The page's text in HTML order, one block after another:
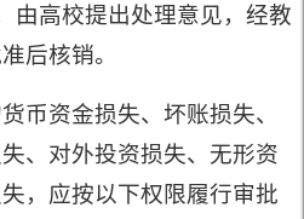
由高校提出处理意见，经教
后核销。
资金损失、坏账损失、
、对外投资损失、无形资
，应按以下权限履行审批